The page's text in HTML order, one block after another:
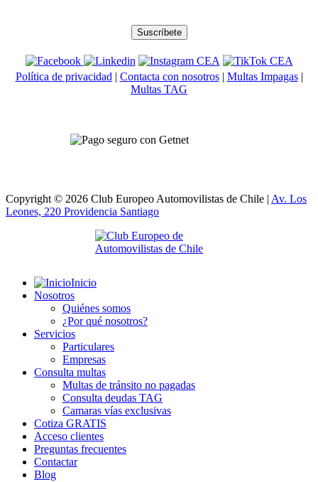
Política de privacidad | Contacta con nosotros| Multas Impagas|
Multas TAG
Copyright © 2026 Club Europeo Automovilistas de Chile | Av. Los
Leones, 220 Providencia Santiago
Inicio
Nosotros
Quiénes somos
¿Por qué nosotros?
Servicios
Particulares
Empresas
Consulta multas
Multas de tránsito no pagadas
Consulta deudas TAG
Camaras vías exclusivas
Cotiza GRATIS
Acceso clientes
Preguntas frecuentes
Contactar
Blog